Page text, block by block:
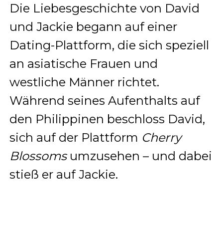
Die Liebesgeschichte von David
und Jackie begann auf einer
Dating-Plattform, die sich speziell
an asiatische Frauen und
westliche Männer richtet.
Während seines Aufenthalts auf
den Philippinen beschloss David,
sich auf der Plattform Cherry
Blossomsumzusehen – und dabei
stieß er auf Jackie.